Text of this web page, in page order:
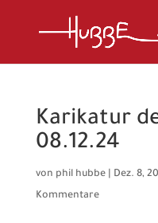
Karikatur
08.12.24
von phil hubbe| Dez. 8,
Kommentare